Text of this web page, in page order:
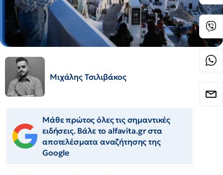
Μιχάλης Τσιλιβάκος
Μάθε πρώτος όλες τις σημαντικές
ειδήσεις. Βάλε το alfavita.gr στα
αποτελέσματα αναζήτησης της
Google